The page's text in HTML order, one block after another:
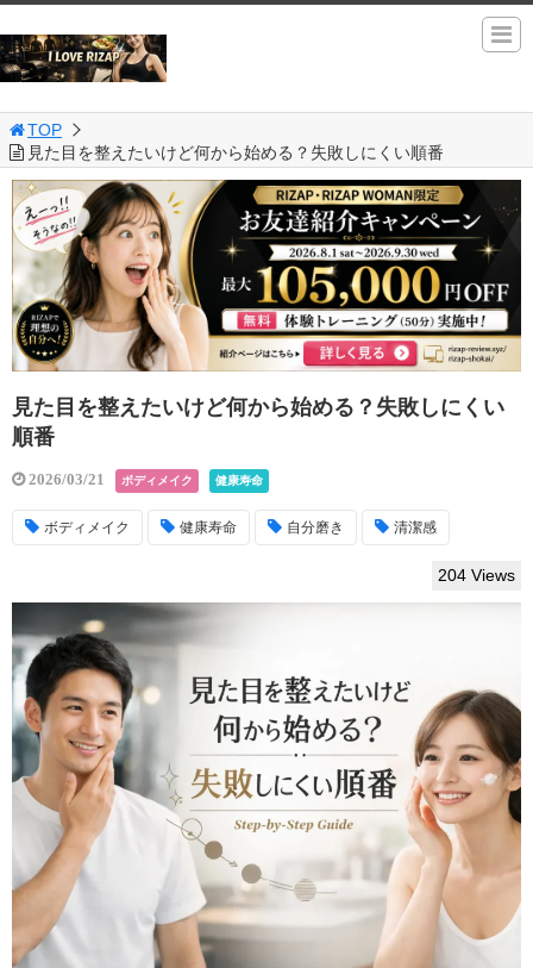
TOP
見た目を整えたいけど何から始める？失敗しにくい順番
見た目を整えたいけど何から始める？失敗しにくい
順番
2026/03/21 ボディメイク 健康寿命
ボディメイク 健康寿命 自分磨き 清潔感
204 Views